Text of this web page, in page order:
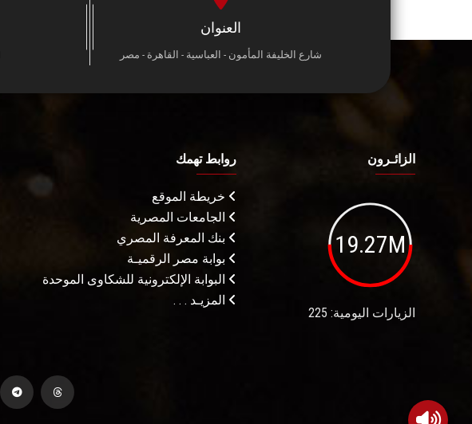
العنوان
شارع الخليفة المأمون - العباسية - القاهرة - مصر
الزائـرون
19.27M
الزيارات اليومية: 225
روابط تهمك
خريطة الموقع
الجامعات المصرية
بنك المعرفة المصري
بوابة مصر الرقميـة
البوابة الإلكترونية للشكاوى الموحدة
المزيـد . . .